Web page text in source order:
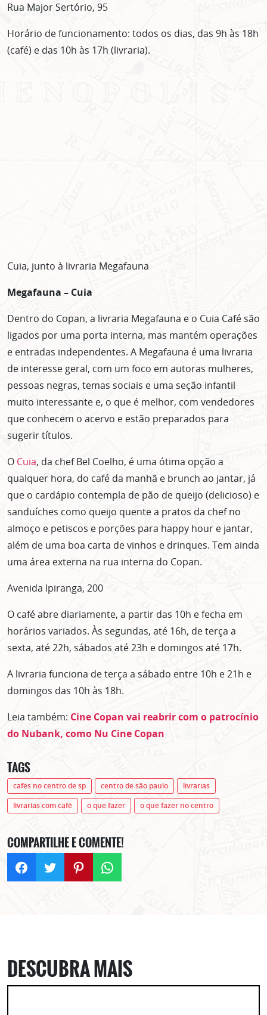
Rua Major Sertório, 95
Horário de funcionamento: todos os dias, das 9h às 18h
(café) e das 10h às 17h (livraria).
Cuia, junto à livraria Megafauna
Megafauna – Cuia
Dentro do Copan, a livraria Megafauna e o Cuia Café são
ligados por uma porta interna, mas mantém operações
e entradas independentes. A Megafauna é uma livraria
de interesse geral, com um foco em autoras mulheres,
pessoas negras, temas sociais e uma seção infantil
muito interessante e, o que é melhor, com vendedores
que conhecem o acervo e estão preparados para
sugerir títulos.
O Cuia, da chef Bel Coelho, é uma ótima opção a
qualquer hora, do café da manhã e brunch ao jantar, já
que o cardápio contempla de pão de queijo (delicioso) e
sanduíches como queijo quente a pratos da chef no
almoço e petiscos e porções para happy hour e jantar,
além de uma boa carta de vinhos e drinques. Tem ainda
uma área externa na rua interna do Copan.
Avenida Ipiranga, 200
O café abre diariamente, a partir das 10h e fecha em
horários variados. Às segundas, até 16h, de terça a
sexta, até 22h, sábados até 23h e domingos até 17h.
A livraria funciona de terça a sábado entre 10h e 21h e
domingos das 10h às 18h.
Leia também: Cine Copan vai reabrir com o patrocínio
do Nubank, como Nu Cine Copan
TAGS
cafés no centro de sp centro de são paulo
livrarias
livrarias com café
o que fazer o que fazer no centro
COMPARTILHE E COMENTE!
DESCUBRA MAIS